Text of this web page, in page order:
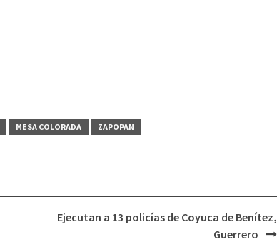
MESA COLORADA ZAPOPAN
Ejecutan a 13 policías de Coyuca de Benítez,
Guerrero